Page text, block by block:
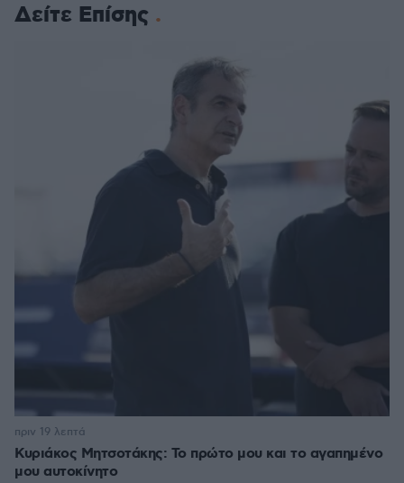
Δείτε Επίσης
Κυριάκος Μητσοτάκης: Το πρώτο μου και το αγαπημένο
μου αυτοκίνητο
πριν 19 λεπτά